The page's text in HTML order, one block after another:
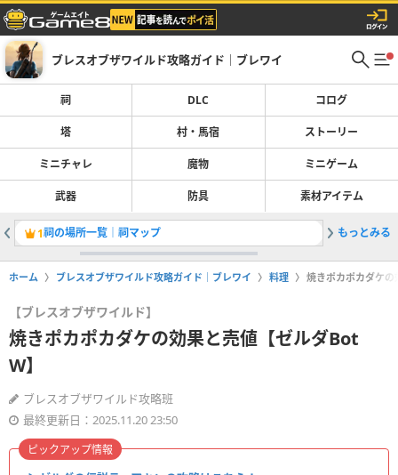
ブレスオブザワイルド攻略ガイド｜ブレワイ
祠 DLC コログ
塔 村・馬宿 ストーリー
ミニチャレ 魔物 ミニゲーム
武器 防具 素材アイテム
1祠の場所一覧｜祠マップ 2シベニ
もっとみる
ホーム ブレスオブザワイルド攻略ガイド｜ブレワイ 料理 焼きポカポカダケ
【ブレスオブザワイルド】
焼きポカポカダケの効果と売値【ゼルダBot
W】
ブレスオブザワイルド攻略班
最終更新日：2025.11.20 23:50
ピックアップ情報